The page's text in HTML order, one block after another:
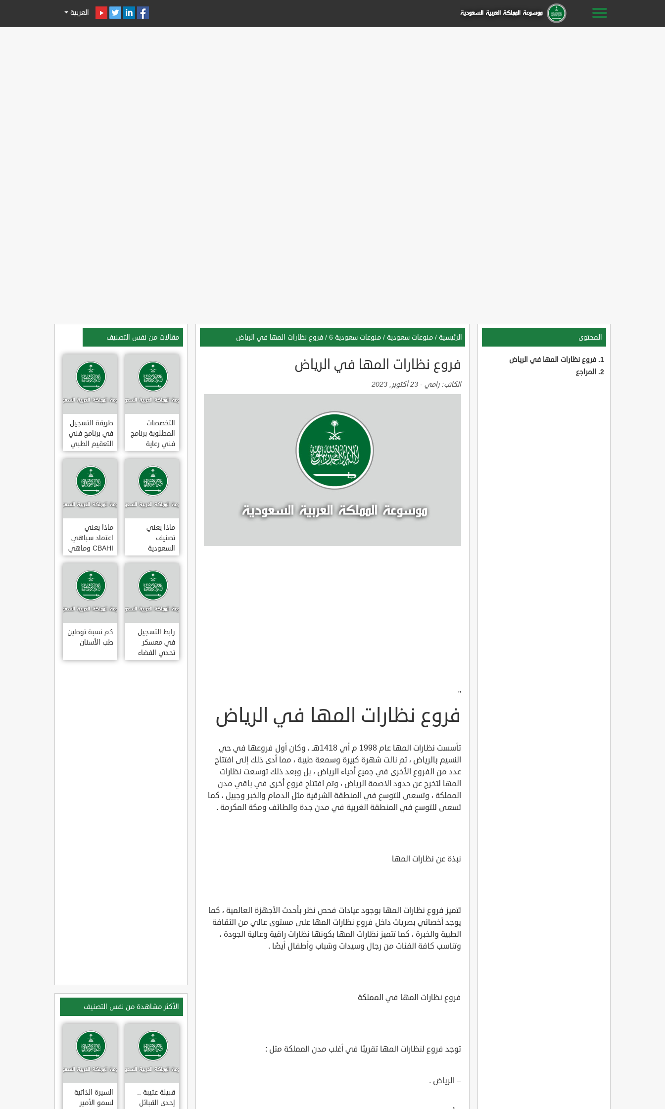
العربية
المحتوى
فروع نظارات المها في الرياض
المراجع
الرئيسية / منوعات سعودية / منوعات سعودية 6 / فروع نظارات المها في الرياض
فروع نظارات المها في الرياض
الكاتب: رامي - 23 أكتوبر, 2023
"
فروع نظارات المها في الرياض
تأسست نظارات المها عام 1998 م أي 1418هـ ، وكان أول فروعها في حي
النسيم بالرياض ، ثم نالت شهرة كبيرة وسمعة طيبة ، مما أدى ذلك إلى افتتاح
عدد من الفروع الأخرى في جميع أحياء الرياض ، بل وبعد ذلك توسعت نظارات
المها لتخرج عن حدود الاصمة الرياض ، وتم افتتاح فروع أخرى في باقي مدن
المملكة ، وتسعى للتوسع في المنطقة الشرقية مثل الدمام والخبر وجبيل ، كما
تسعى للتوسع في المنطقة الغربية في مدن جدة والطائف ومكة المكرمة .
نبذة عن نظارات المها
تتميز فروع نظارات المها بوجود عيادات فحص نظر بأحدث الأجهزة العالمية ، كما
يوجد أخصائي بصريات داخل فروع نظارات المها على مستوى عالي من الثقافة
الطبية والخبرة ، كما تتميز نظارات المها بكونها نظارات راقية وعالية الجودة ،
وتناسب كافة الفئات من رجال وسيدات وشباب وأطفال أيضًا .
فروع نظارات المها في المملكة
توجد فروع لنظارات المها تقريبًا في أغلب مدن المملكة مثل :
– الرياض .
مقالات من نفس التصنيف
التخصصات
المطلوبة برنامج
فني رعاية
مرضى 3
طريقة التسجيل
في برنامج فني
التعقيم الطبي
ماذا يعني
تصنيف
السعودية
الائتماني AA1
ماذا يعني
اعتماد سباهي
CBAHI وماهي
معاييره
رابط التسجيل
في معسكر
تحدي الفضاء
كم نسبة توطين
طب الأسنان
الأكثر مشاهدة من نفس التصنيف
قبيلة عتيبة ..
إحدى القبائل
السيرة الذاتية
لسمو الأمير